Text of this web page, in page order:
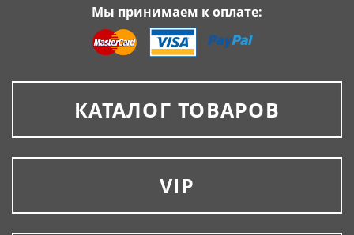
Мы принимаем к оплате:
КАТАЛОГ ТОВАРОВ
VIP